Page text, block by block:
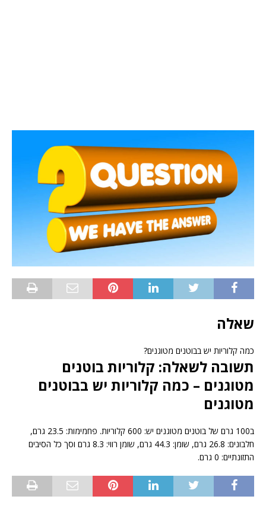
שאלה
כמה קלוריות יש בבוטנים מטוגנים?
תשובה לשאלה: קלוריות בוטנים
מטוגנים – כמה קלוריות יש בבוטנים
מטוגנים
ב100 גרם של בוטנים מטוגנים יש: 600 קלוריות. פחמימות: 23.5 גרם,
חלבונים: 26.8 גרם, שומן: 44.3 גרם, שומן רווי: 8.3 גרם וסך כל הסיבים
התזונתיים: 0 גרם.